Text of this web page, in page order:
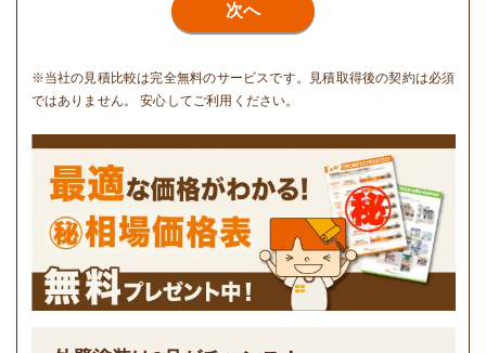
次へ
※当社の見積比較は完全無料のサービスです。見積取得後の契約は必須
ではありません。 安心してご利用ください。